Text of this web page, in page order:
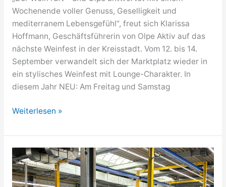
Wochenende voller Genuss, Geselligkeit und
mediterranem Lebensgefühl“, freut sich Klarissa
Hoffmann, Geschäftsführerin von Olpe Aktiv auf das
nächste Weinfest in der Kreisstadt. Vom 12. bis 14.
September verwandelt sich der Marktplatz wieder in
ein stylisches Weinfest mit Lounge-Charakter. In
diesem Jahr NEU: Am Freitag und Samstag
Olper
2025:
Länger
genießen,
stilvoll
Weiterlesen »